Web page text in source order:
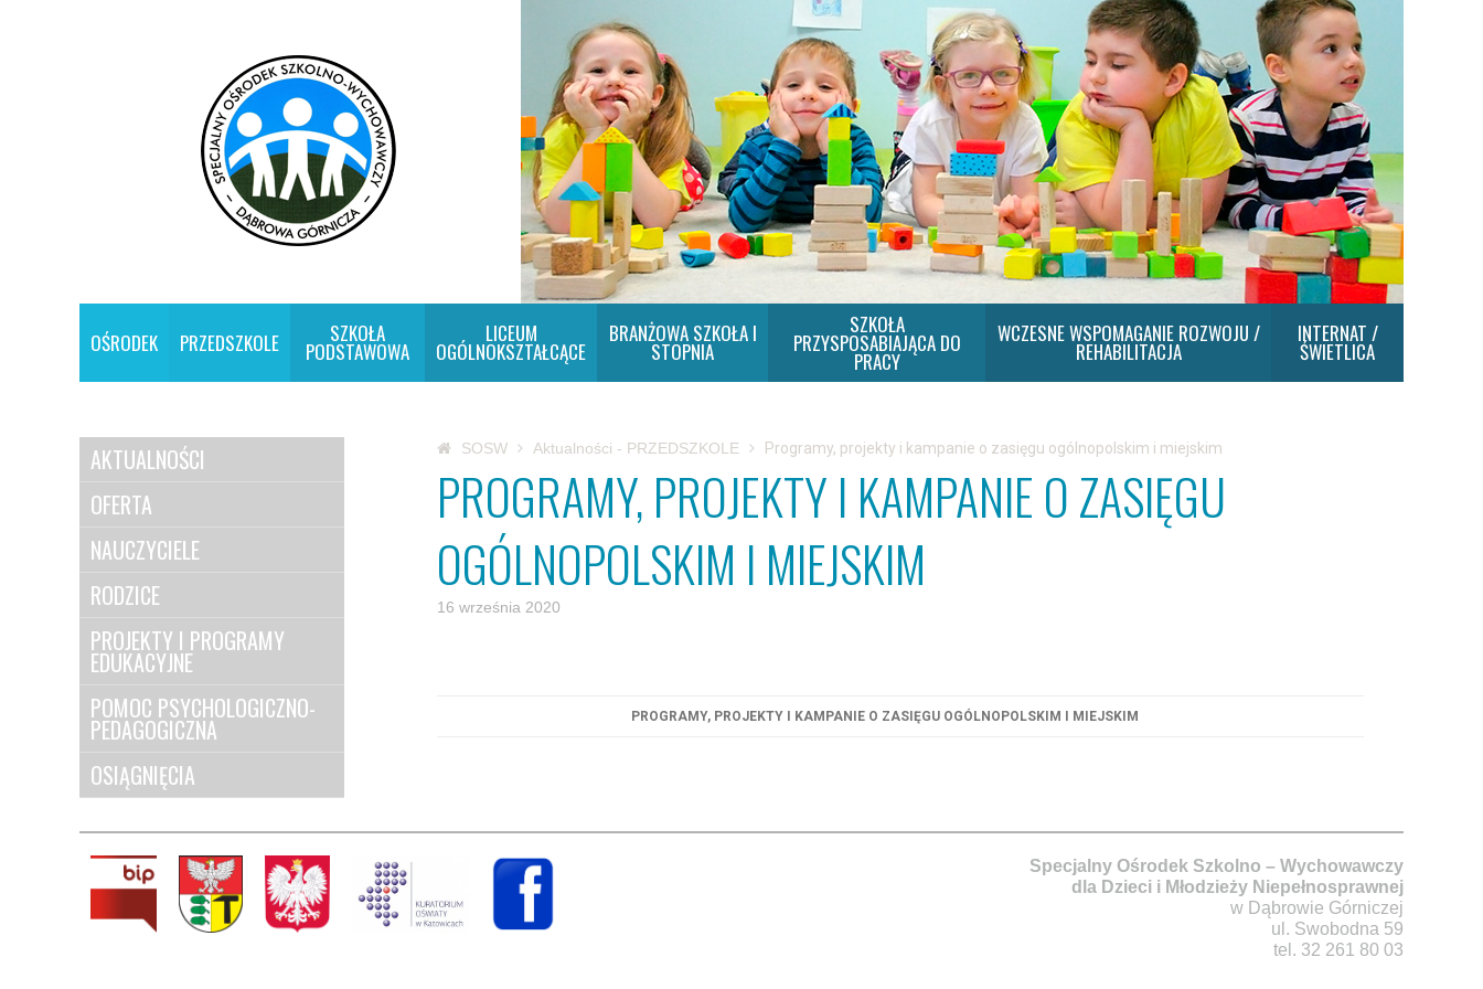
OŚRODEK PRZEDSZKOLE SZKOŁA
PODSTAWOWA
LICEUM
OGÓLNOKSZTAŁCĄCE
BRANŻOWA SZKOŁA I
STOPNIA
SZKOŁA
PRZYSPOSABIAJĄCA DO
PRACY
WCZESNE WSPOMAGANIE ROZWOJU /
REHABILITACJA
INTERNAT /
ŚWIETLICA
AKTUALNOŚCI
OFERTA
NAUCZYCIELE
RODZICE
PROJEKTY I PROGRAMY
EDUKACYJNE
POMOC PSYCHOLOGICZNO-
PEDAGOGICZNA
OSIĄGNIĘCIA
SOSW Aktualności - PRZEDSZKOLE Programy, projekty i kampanie o zasięgu ogólnopolskim i miejskim
PROGRAMY, PROJEKTY I KAMPANIE O ZASIĘGU
OGÓLNOPOLSKIM I MIEJSKIM
16 września 2020
PROGRAMY, PROJEKTY I KAMPANIE O ZASIĘGU OGÓLNOPOLSKIM I MIEJSKIM
Specjalny Ośrodek Szkolno – Wychowawczy
dla Dzieci i Młodzieży Niepełnosprawnej
w Dąbrowie Górniczej
ul. Swobodna 59
tel. 32 261 80 03